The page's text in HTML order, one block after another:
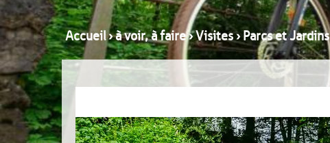
Accueil›à voir, à faire›Visites› Parcs et Jardins